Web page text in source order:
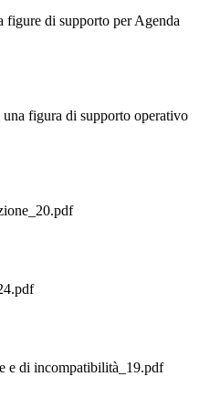
figure di supporto per Agenda
figura di supporto operativo
e di incompatibilità_19.pdf